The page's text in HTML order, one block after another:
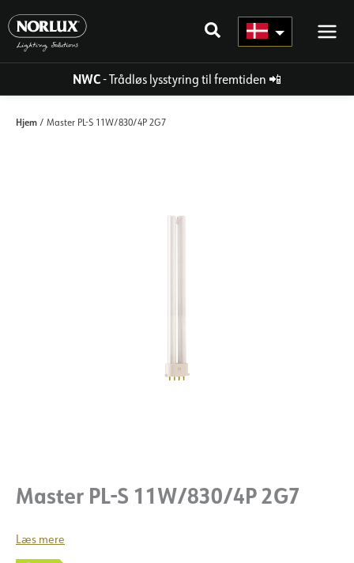
indhold
NWC- Trådløs lysstyring til fremtiden 📲
Hjem / Master PL-S 11W/830/4P 2G7
Master PL-S 11W/830/4P 2G7
Læs mere